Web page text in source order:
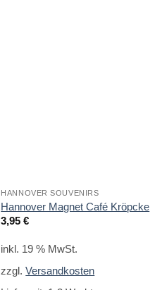
HANNOVER SOUVENIRS
Hannover Magnet Café Kröpcke
3,95€
inkl. 19 % MwSt.
zzgl.Versandkosten